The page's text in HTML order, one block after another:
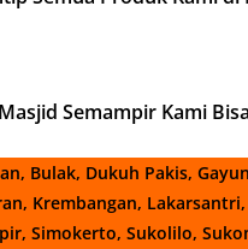
Semampir Kami
Bulak, Dukuh Pakis,
Krembangan,
Simokerto, Sukolilo,